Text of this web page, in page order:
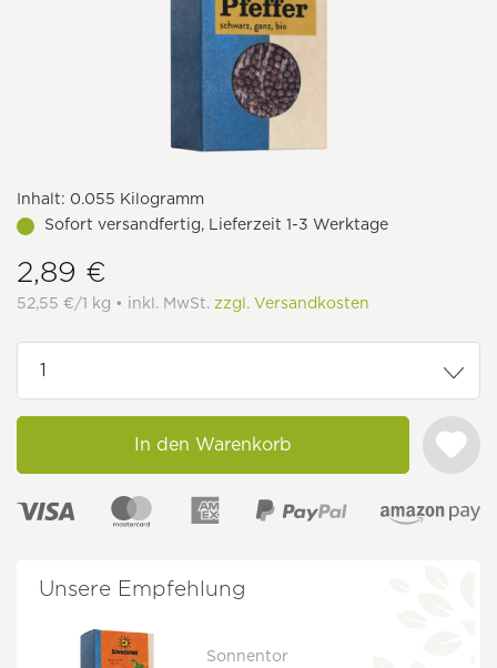
Inhalt: 0.055 Kilogramm
Sofort versandfertig, Lieferzeit 1-3 Werktage
2,89 €
52,55 €/1 kg • inkl. MwSt. zzgl. Versandkosten
In den Warenkorb
Unsere Empfehlung
Sonnentor